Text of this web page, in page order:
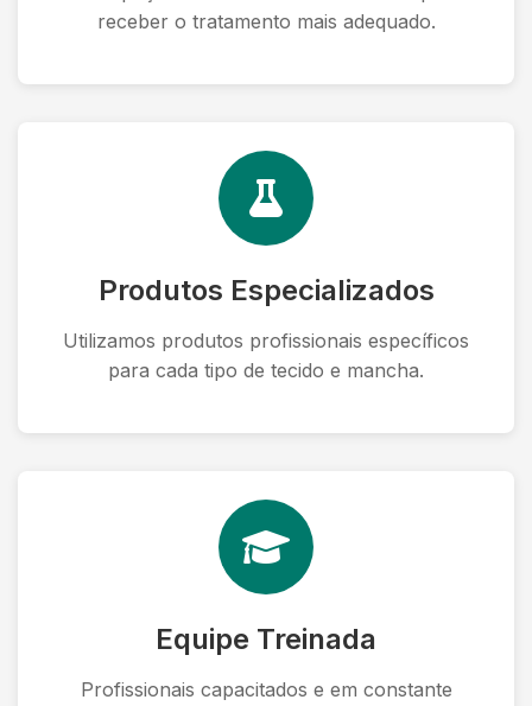
receber o tratamento mais adequado.
Produtos Especializados
Utilizamos produtos profissionais específicos
para cada tipo de tecido e mancha.
Equipe Treinada
Profissionais capacitados e em constante